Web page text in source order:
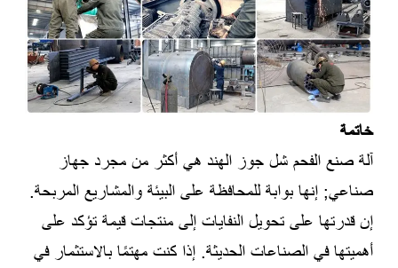
خاتمة
آلة صنع الفحم شل جوز الهند هي أكثر من مجرد جهاز
صناعي; إنها بوابة للمحافظة على البيئة والمشاريع المربحة.
إن قدرتها على تحويل النفايات إلى منتجات قيمة تؤكد على
أهميتها في الصناعات الحديثة. إذا كنت مهتمًا بالاستثمار في